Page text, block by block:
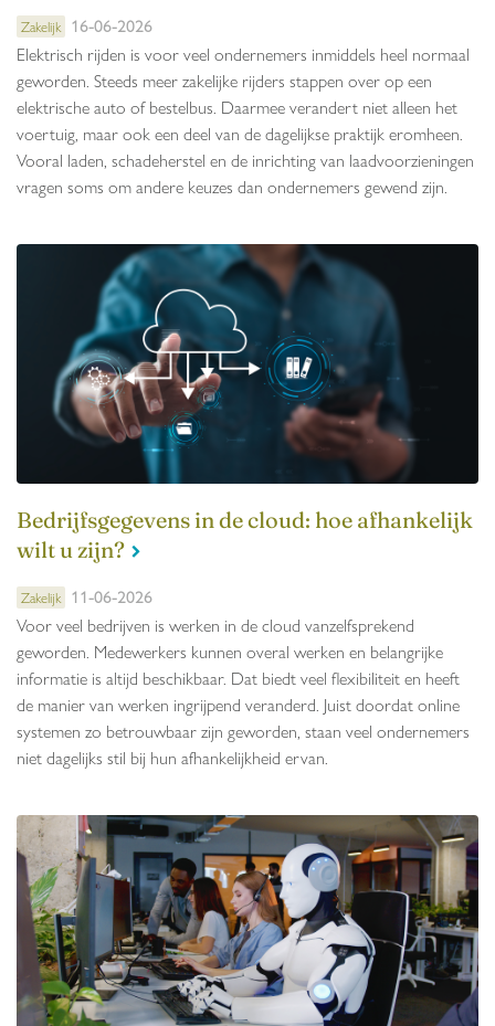
Zakelijk 16-06-2026
Elektrisch rijden is voor veel ondernemers inmiddels heel normaal
geworden. Steeds meer zakelijke rijders stappen over op een
elektrische auto of bestelbus. Daarmee verandert niet alleen het
voertuig, maar ook een deel van de dagelijkse praktijk eromheen.
Vooral laden, schadeherstel en de inrichting van laadvoorzieningen
vragen soms om andere keuzes dan ondernemers gewend zijn.
Bedrijfsgegevens in de cloud: hoe afhankelijk
wilt u zijn?
Zakelijk 11-06-2026
Voor veel bedrijven is werken in de cloud vanzelfsprekend
geworden. Medewerkers kunnen overal werken en belangrijke
informatie is altijd beschikbaar. Dat biedt veel flexibiliteit en heeft
de manier van werken ingrijpend veranderd. Juist doordat online
systemen zo betrouwbaar zijn geworden, staan veel ondernemers
niet dagelijks stil bij hun afhankelijkheid ervan.